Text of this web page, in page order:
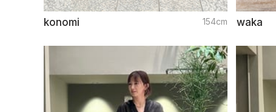
konomi 154cm waka